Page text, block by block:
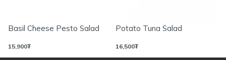
Basil Cheese Pesto Salad
15,900₮
Potato Tuna Salad
16,500₮